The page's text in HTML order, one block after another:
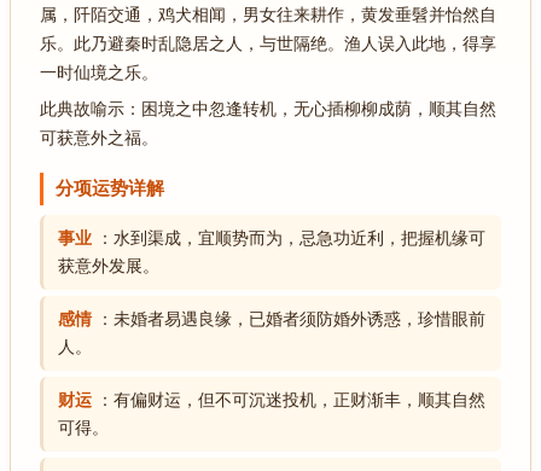
属，阡陌交通，鸡犬相闻，男女往来耕作，黄发垂髫并怡然自
乐。此乃避秦时乱隐居之人，与世隔绝。渔人误入此地，得享
一时仙境之乐。
此典故喻示：困境之中忽逢转机，无心插柳柳成荫，顺其自然
可获意外之福。
分项运势详解
事业
：水到渠成，宜顺势而为，忌急功近利，把握机缘可
获意外发展。
感情
：未婚者易遇良缘，已婚者须防婚外诱惑，珍惜眼前
人。
财运
：有偏财运，但不可沉迷投机，正财渐丰，顺其自然
可得。